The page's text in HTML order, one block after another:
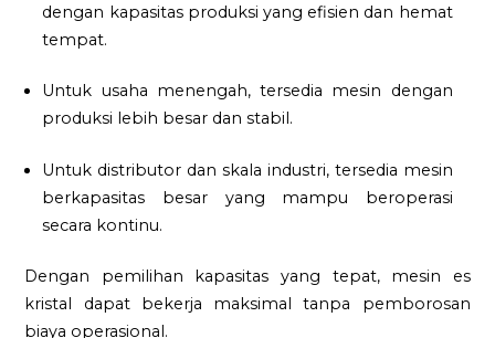
dengan kapasitas produksi yang efisien dan hemat
tempat.
Untuk usaha menengah, tersedia mesin dengan
produksi lebih besar dan stabil.
Untuk distributor dan skala industri, tersedia mesin
berkapasitas besar yang mampu beroperasi
secara kontinu.
Dengan pemilihan kapasitas yang tepat, mesin es
kristal dapat bekerja maksimal tanpa pemborosan
biaya operasional.